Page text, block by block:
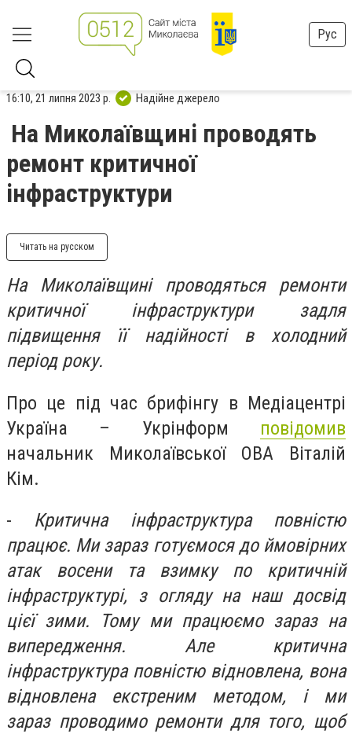
Рус
16:10, 21 липня 2023 р. Надійне джерело
На Миколаївщині проводять
ремонт критичної
інфраструктури
Читать на русском
На Миколаївщині проводяться ремонти
критичної інфраструктури задля
підвищення її надійності в холодний
період року.
Про це під час брифінгу в Медіацентрі
Україна – Укрінформ повідомив
начальник Миколаївської ОВА Віталій
Кім.
- Критична інфраструктура повністю
працює. Ми зараз готуємося до ймовірних
атак восени та взимку по критичній
інфраструктурі, з огляду на наш досвід
цієї зими. Тому ми працюємо зараз на
випередження. Але критична
інфраструктура повністю відновлена, вона
відновлена екстреним методом, і ми
зараз проводимо ремонти для того, щоб